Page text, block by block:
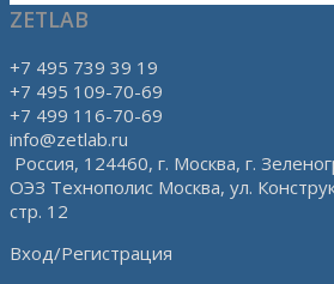
ZETLAB
+7 495 739 39 19
+7 495 109-70-69
+7 499 116-70-69
info@zetlab.ru
Россия, 124460, г. Москва, г.
ОЭЗ Технополис Москва, ул.
стр. 12
Вход/Регистрация